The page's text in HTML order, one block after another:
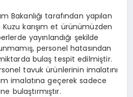
Bakanlığı tarafından yapılan
karışım et ürünümüzden
yayınlandığı şekilde
personel hatasından
bulaş tespit edilmiştir.
tavuk ürünlerinin imalatını
imalatına geçerek sadece
bulaştırmıştır.